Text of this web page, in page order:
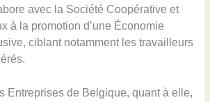
avec la Société Coopérative et
à la promotion d’une Économie
ciblant notamment les travailleurs
Entreprises de Belgique, quant à elle,